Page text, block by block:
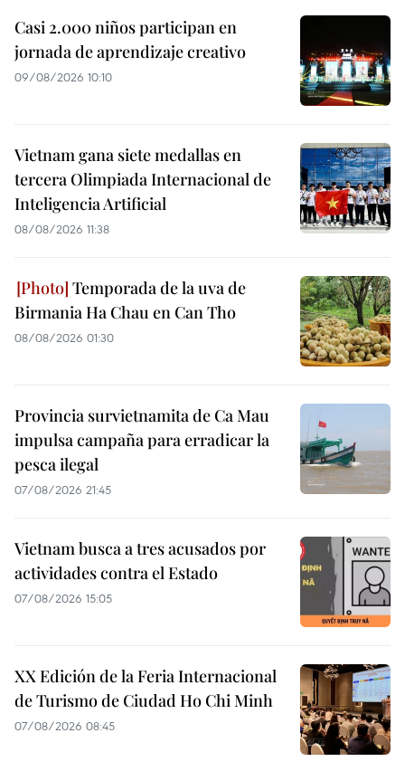
Casi 2.000 niños participan en
jornada de aprendizaje creativo
09/08/2026 10:10
Vietnam gana siete medallas en
tercera Olimpiada Internacional de
Inteligencia Artificial
08/08/2026 11:38
Temporada de la uva de
Birmania Ha Chau en Can Tho
08/08/2026 01:30
Provincia survietnamita de Ca Mau
impulsa campaña para erradicar la
pesca ilegal
07/08/2026 21:45
Vietnam busca a tres acusados por
actividades contra el Estado
07/08/2026 15:05
XX Edición de la Feria Internacional
de Turismo de Ciudad Ho Chi Minh
07/08/2026 08:45